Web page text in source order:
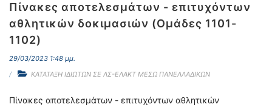
Πίνακες αποτελεσμάτων - επιτυχόντων
αθλητικών δοκιμασιών (Ομάδες 1101-
1102)
29/03/2023 1:48 μμ.
ΚΑΤΑΤΑΞΗ ΙΔΙΩΤΩΝ ΣΕ ΛΣ-ΕΛΑΚΤ ΜΕΣΩ ΠΑΝΕΛΛΑΔΙΚΩΝ
Πίνακες αποτελεσμάτων - επιτυχόντων αθλητικών